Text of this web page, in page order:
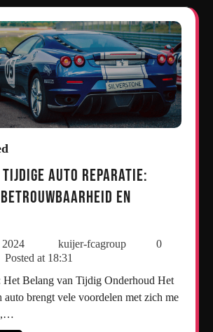
Auto Reparatie:
en
2024 kuijer-fcagroup
0
Posted at 18:31
auto brengt vele voordelen met zich me